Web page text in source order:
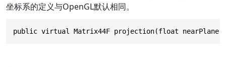
坐标系的定义与OpenGL默认相同。
public virtual Matrix44F projection(float